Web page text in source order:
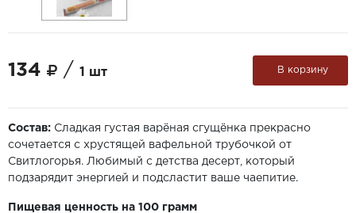
134 / 1 шт В корзину
Состав: Сладкая густая варёная сгущёнка прекрасно
сочетается с хрустящей вафельной трубочкой от
Свитлогорья. Любимый с детства десерт, который
подзарядит энергией и подсластит ваше чаепитие.
Пищевая ценность на 100 грамм